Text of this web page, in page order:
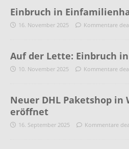
Einbruch in
16. November 2025 Kommentare
Auf der Lette: Einbruch
10. November 2025 Kommentare
Neuer DHL Paketshop in
eröffnet
16. September 2025 Kommentare